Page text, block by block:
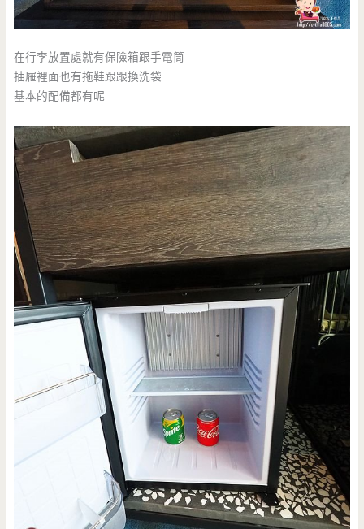
在行李放置處就有保險箱跟手電筒
抽屜裡面也有拖鞋跟跟換洗袋
基本的配備都有呢